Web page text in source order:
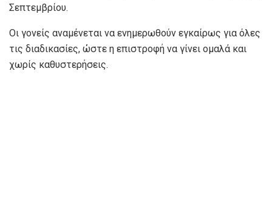
Σεπτεμβρίου.
Οι γονείς αναμένεται να ενημερωθούν εγκαίρως για όλες
τις διαδικασίες, ώστε η επιστροφή να γίνει ομαλά και
χωρίς καθυστερήσεις.